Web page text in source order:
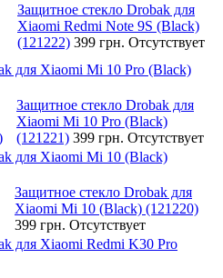
Защитное стекло Drobak для
Xiaomi Redmi Note 9S (Black)
(121222) 399 грн. Отсутствует
для Xiaomi Mi 10 Pro (Black)
Защитное стекло Drobak для
Xiaomi Mi 10 Pro (Black)
(121221) 399 грн. Отсутствует
для Xiaomi Mi 10 (Black)
Защитное стекло Drobak для
Xiaomi Mi 10 (Black) (121220)
399 грн. Отсутствует
для Xiaomi Redmi K30 Pro